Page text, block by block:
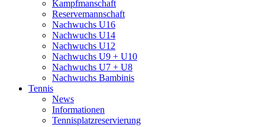
Kampfmanschaft
Reservemannschaft
Nachwuchs U16
Nachwuchs U14
Nachwuchs U12
Nachwuchs U9 + U10
Nachwuchs U7 + U8
Nachwuchs Bambinis
Tennis
News
Informationen
Tennisplatzreservierung